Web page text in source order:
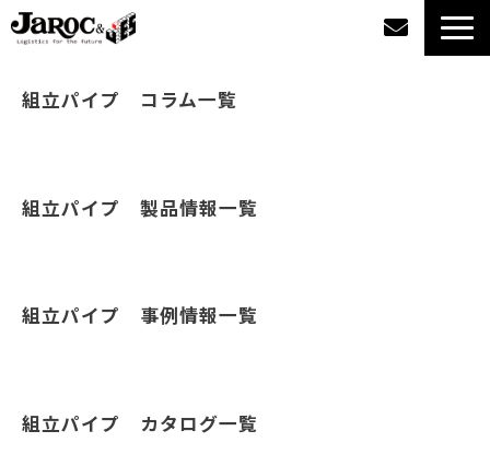
製品情報
企業情報
組立パイプ　コラム一覧
組立パイプ　製品情報一覧
組立パイプ　事例情報一覧
組立パイプ　カタログ一覧